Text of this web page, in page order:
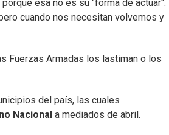
esa no es su "forma de actuar".
cuando nos necesitan volvemos y
Fuerzas Armadas los lastiman o los
del país, las cuales
Nacional a mediados de abril.